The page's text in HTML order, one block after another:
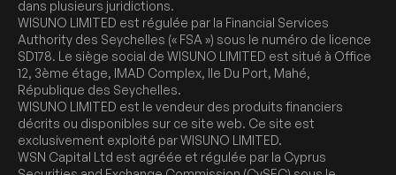
dans plusieurs juridictions.
WISUNO LIMITED est régulée par la Financial Services
Authority des Seychelles (« FSA ») sous le numéro de licence
SD178. Le siège social de WISUNO LIMITED est situé à Office
12, 3ème étage, IMAD Complex, Ile Du Port, Mahé,
République des Seychelles.
WISUNO LIMITED est le vendeur des produits financiers
décrits ou disponibles sur ce site web. Ce site est
exclusivement exploité par WISUNO LIMITED.
WSN Capital Ltd est agréée et régulée par la Cyprus